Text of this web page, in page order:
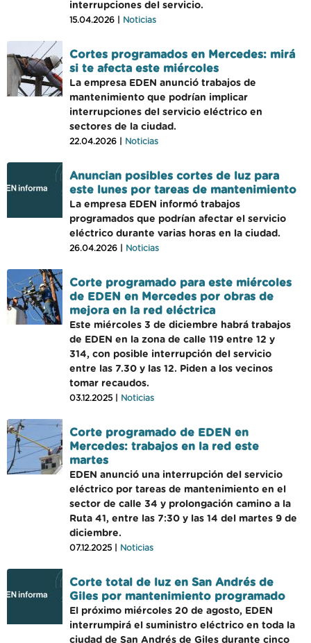
interrupciones del servicio.
15.04.2026 | Noticias
Cortes programados en Mercedes: mirá
si te afecta este miércoles
La empresa EDEN anunció trabajos de
mantenimiento que podrían implicar
interrupciones del servicio eléctrico en
sectores de la ciudad.
22.04.2026 | Noticias
Anuncian posibles cortes de luz para
este lunes por tareas de mantenimiento
La empresa EDEN informó trabajos
programados que podrían afectar el servicio
eléctrico durante varias horas en la ciudad.
26.04.2026 | Noticias
Corte programado para este miércoles
de EDEN en Mercedes por obras de
mejora en la red eléctrica
Este miércoles 3 de diciembre habrá trabajos
de EDEN en la zona de calle 119 entre 12 y
314, con posible interrupción del servicio
entre las 7.30 y las 12. Piden a los vecinos
tomar recaudos.
03.12.2025 | Noticias
Corte programado de EDEN en
Mercedes: trabajos en la red este
martes
EDEN anunció una interrupción del servicio
eléctrico por tareas de mantenimiento en el
sector de calle 34 y prolongación camino a la
Ruta 41, entre las 7:30 y las 14 del martes 9 de
diciembre.
07.12.2025 | Noticias
Corte total de luz en San Andrés de
Giles por mantenimiento programado
El próximo miércoles 20 de agosto, EDEN
interrumpirá el suministro eléctrico en toda la
ciudad de San Andrés de Giles durante cinco